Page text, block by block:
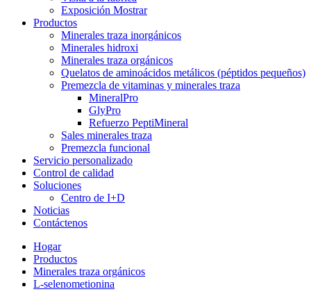
Exposición Mostrar
Productos
Minerales traza inorgánicos
Minerales hidroxi
Minerales traza orgánicos
Quelatos de aminoácidos metálicos (péptidos pequeños)
Premezcla de vitaminas y minerales traza
MineralPro
GlyPro
Refuerzo PeptiMineral
Sales minerales traza
Premezcla funcional
Servicio personalizado
Control de calidad
Soluciones
Centro de I+D
Noticias
Contáctenos
Hogar
Productos
Minerales traza orgánicos
L-selenometionina